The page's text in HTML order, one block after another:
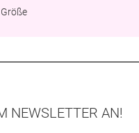
NEWSLETTER AN!